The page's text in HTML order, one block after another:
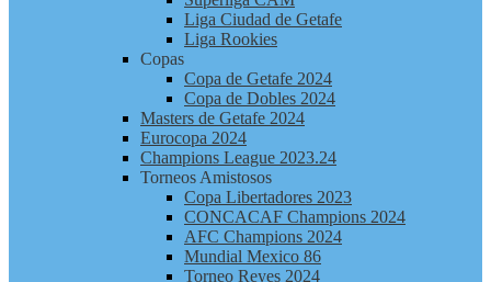
Liga Ciudad de Getafe
Liga Rookies
Copas
Copa de Getafe 2024
Copa de Dobles 2024
Masters de Getafe 2024
Eurocopa 2024
Champions League 2023.24
Torneos Amistosos
Copa Libertadores 2023
CONCACAF Champions 2024
AFC Champions 2024
Mundial Mexico 86
Torneo Reyes 2024